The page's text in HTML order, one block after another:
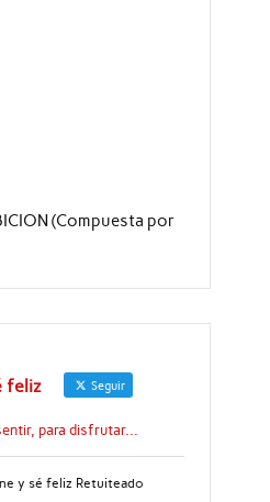
(Compuesta por
feliz Seguir
para disfrutar...
y sé feliz Retuiteado